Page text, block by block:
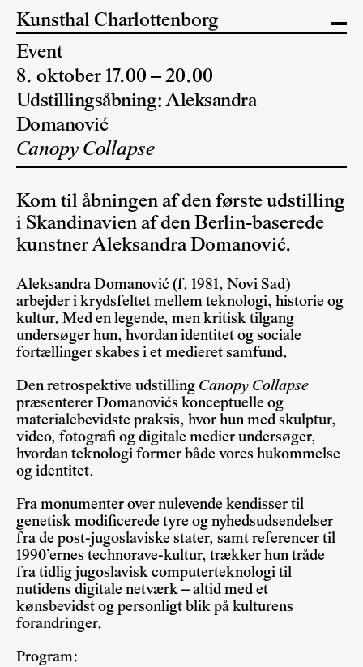
Kunsthal Charlottenborg
Event
8. oktober 17.00 – 20.00
Udstillingsåbning: Aleksandra
Domanović
Canopy Collapse
Kom til åbningen af den første udstilling
i Skandinavien af den Berlin-baserede
kunstner Aleksandra Domanović.
Aleksandra Domanović (f. 1981, Novi Sad)
arbejder i krydsfeltet mellem teknologi, historie og
kultur. Med en legende, men kritisk tilgang
undersøger hun, hvordan identitet og sociale
fortællinger skabes i et medieret samfund.
Den retrospektive udstilling Canopy Collapse
præsenterer Domanovićs konceptuelle og
materialebevidste praksis, hvor hun med skulptur,
video, fotografi og digitale medier undersøger,
hvordan teknologi former både vores hukommelse
og identitet.
Fra monumenter over nulevende kendisser til
genetisk modificerede tyre og nyhedsudsendelser
fra de post-jugoslaviske stater, samt referencer til
1990’ernes technorave-kultur, trækker hun tråde
fra tidlig jugoslavisk computerteknologi til
nutidens digitale netværk – altid med et
kønsbevidst og personligt blik på kulturens
forandringer.
Program: